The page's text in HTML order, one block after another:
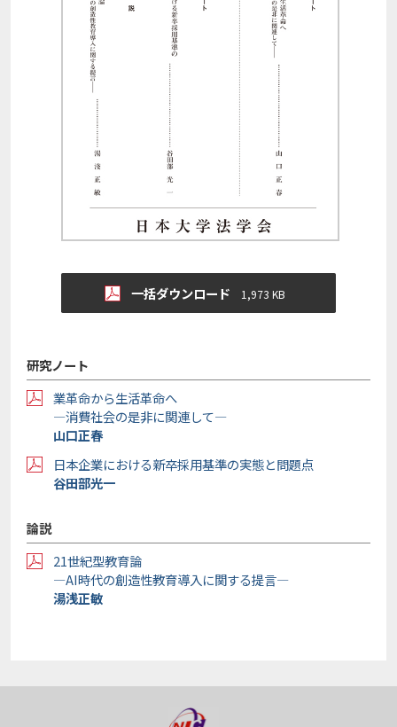
一括ダウンロード 1,973 KB
研究ノート
業革命から生活革命へ
―消費社会の是非に関連して―
山口正春
日本企業における新卒採用基準の実態と問題点
谷田部光一
論説
21世紀型教育論
―AI時代の創造性教育導入に関する提言―
湯浅正敏